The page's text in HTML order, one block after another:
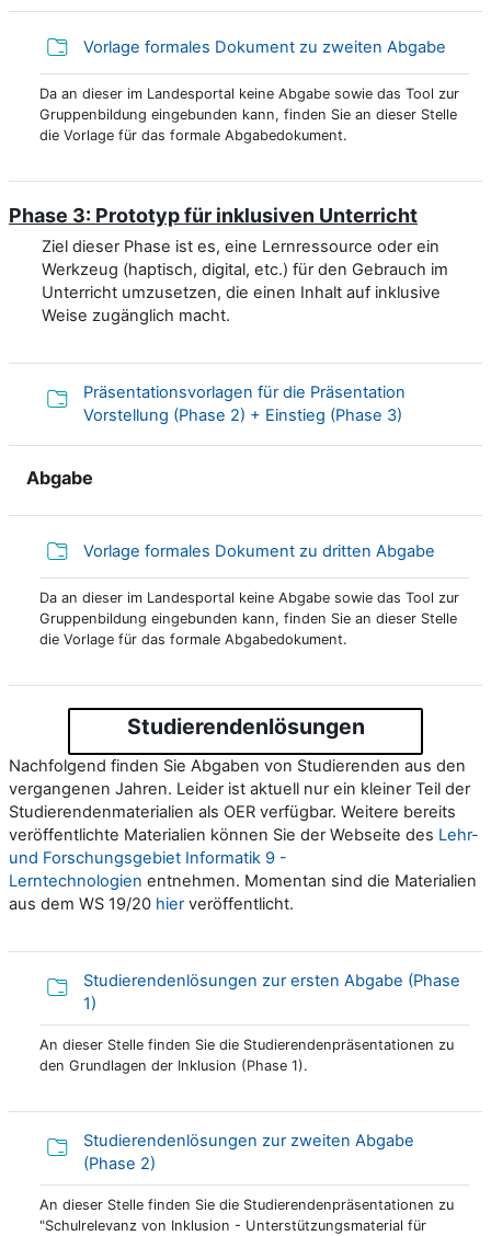
Vorlage formales Dokument zu zweiten Abgabe
Da an dieser im Landesportal keine Abgabe sowie das Tool zur
Gruppenbildung eingebunden kann, finden Sie an dieser Stelle
die Vorlage für das formale Abgabedokument.
Phase 3: Prototyp für inklusiven Unterricht
Ziel dieser Phase ist es, eine Lernressource oder ein
Werkzeug (haptisch, digital, etc.) für den Gebrauch im
Unterricht umzusetzen, die einen Inhalt auf inklusive
Weise zugänglich macht.
Präsentationsvorlagen für die Präsentation
Vorstellung (Phase 2) + Einstieg (Phase 3)
Abgabe
Vorlage formales Dokument zu dritten Abgabe
Da an dieser im Landesportal keine Abgabe sowie das Tool zur
Gruppenbildung eingebunden kann, finden Sie an dieser Stelle
die Vorlage für das formale Abgabedokument.
Studierendenlösungen
Nachfolgend finden Sie Abgaben von Studierenden aus den
vergangenen Jahren. Leider ist aktuell nur ein kleiner Teil der
Studierendenmaterialien als OER verfügbar. Weitere bereits
veröffentlichte Materialien können Sie der Webseite des Lehr-
und Forschungsgebiet Informatik 9 -
Lerntechnologien entnehmen. Momentan sind die Materialien
aus dem WS 19/20 hierveröffentlicht.
Studierendenlösungen zur ersten Abgabe (Phase
1)
An dieser Stelle finden Sie die Studierendenpräsentationen zu
den Grundlagen der Inklusion (Phase 1).
Studierendenlösungen zur zweiten Abgabe
(Phase 2)
An dieser Stelle finden Sie die Studierendenpräsentationen zu
"Schulrelevanz von Inklusion - Unterstützungsmaterial für